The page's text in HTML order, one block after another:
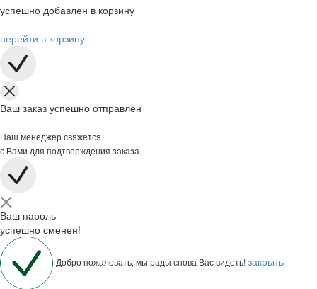
успешно добавлен в корзину
перейти в корзину
Ваш заказ успешно отправлен
Наш менеджер свяжется
с Вами для подтверждения заказа
Ваш пароль
успешно сменен!
Добро пожаловать, мы рады снова Вас видеть!закрыть